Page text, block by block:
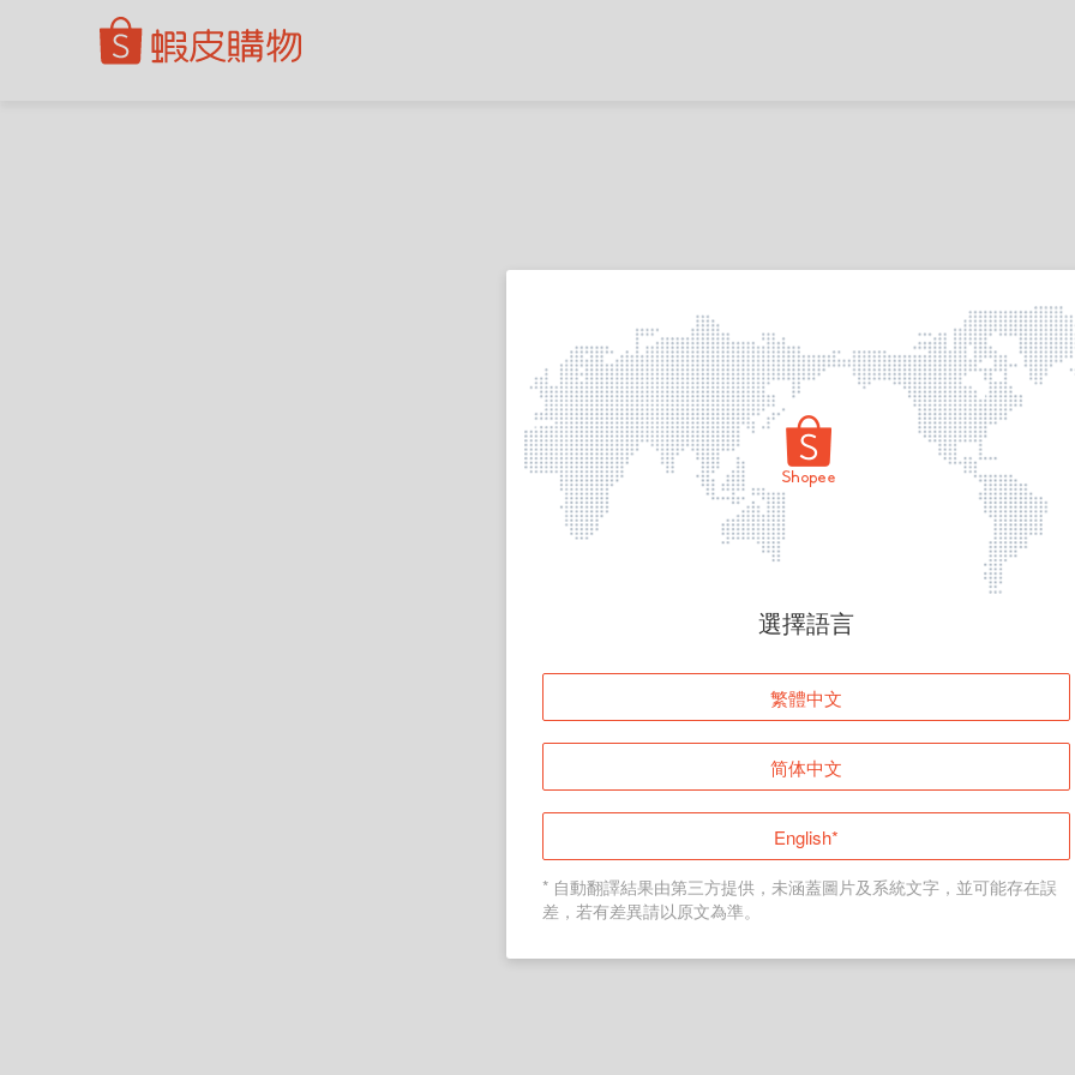
頁面無法顯示
登入
返回首頁
選擇語言
繁體中文
简体中文
English*
* 自動翻譯結果由第三方提供，未涵蓋圖片及系統文字，並可能存在誤
差，若有差異請以原文為準。